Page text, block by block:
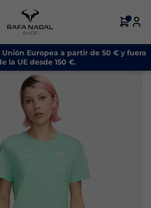
Unión Europea a partir de 50 € y fuera
la UE desde 150 €.